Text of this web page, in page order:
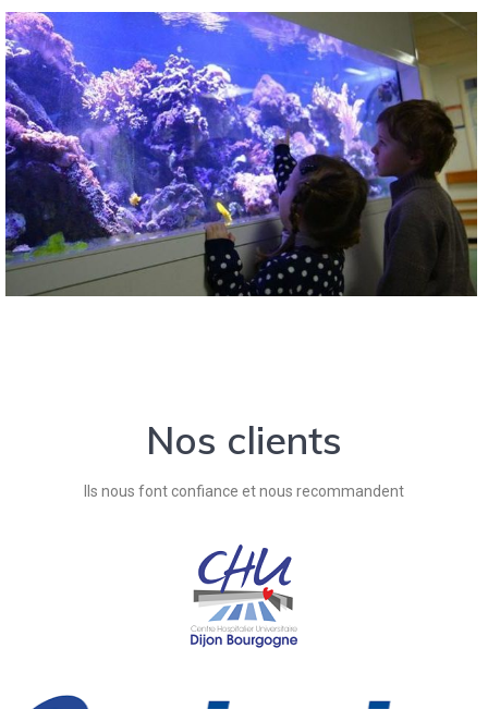
Nos clients
Ils nous font confiance et nous recommandent